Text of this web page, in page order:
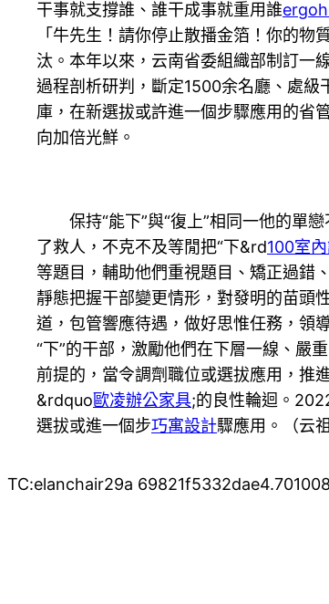
干事就支撐誰、誰干成事就重用誰
「牛先生！請你停止散播金箔！你的
汰。本年以來，云南省委組織部制訂一
過程剖析研判，斷定1500余名廳、處
庫，在新選拔或許進一個步驟應用的省
向加倍光鮮。
保持“能下”與“復上”相同一他的單
了救人，不克不及等閒把“下&rd100室
等題目，輔助他們重視題目、矯正過錯
靜態把握干部變更情形，對發明的苗頭
道，包管響應待遇，做好思惟任務，領
“下”的干部，激勵他們在下層一線、嚴
前提的，當令調劑職位或選拔應用，推
&rdquo歐凌辦公家具;的良性輪迴。
選拔或進一個步巧寓設計驟應用。（云
TC:elanchair29a